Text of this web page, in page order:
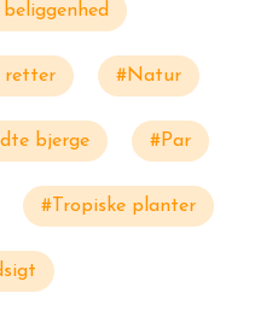
retter #Natur
bjerge #Par
#Tropiske planter